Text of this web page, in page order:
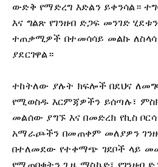
ውድቅ የማድረግ እድልን ይቀንሳል።
እና ግልጽ የገንዘብ ድጋፍ መንገድ
ተጠቃሚዎች በተመሳሳይ መልኩ ለስላሳ
ያደርገዋል።
ተከትለው ያሉት ክፍሎች በደህና
የሚወስዱ እርምጃዎችን ይሰጣሉ፣
መልሰው ያግኙ እና በመድረክ የኪስ
አማራጮችን በመጠቀም መለያዎን
በተለመደው የተቀማጭ ገደቦች ላይ
የሚጠበቁትን ጊዜ ማስኬድ፣ የገንዘብ